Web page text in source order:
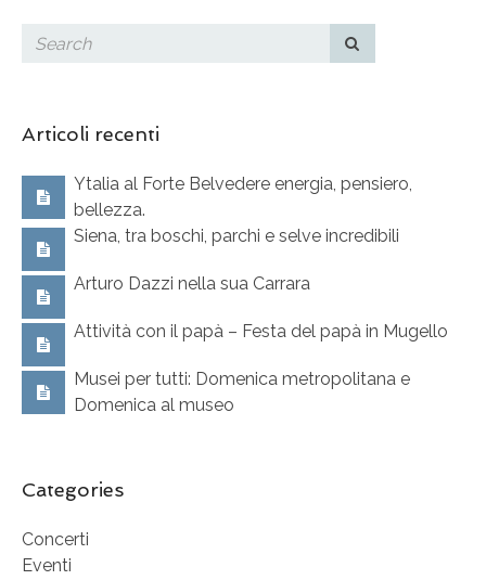
Articoli recenti
Ytalia al Forte Belvedere energia, pensiero,
bellezza.
Siena, tra boschi, parchi e selve incredibili
Arturo Dazzi nella sua Carrara
Attività con il papà – Festa del papà in Mugello
Musei per tutti: Domenica metropolitana e
Domenica al museo
Categories
Concerti
Eventi